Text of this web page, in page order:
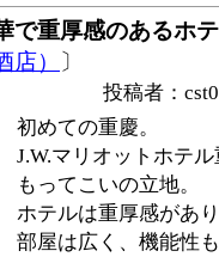
で重厚感のあるホ
店） 〕
投稿者：
初めての重慶。
J.W.マリオットホテ
もってこいの立地。
ホテルは重厚感があ
部屋は広く、機能性